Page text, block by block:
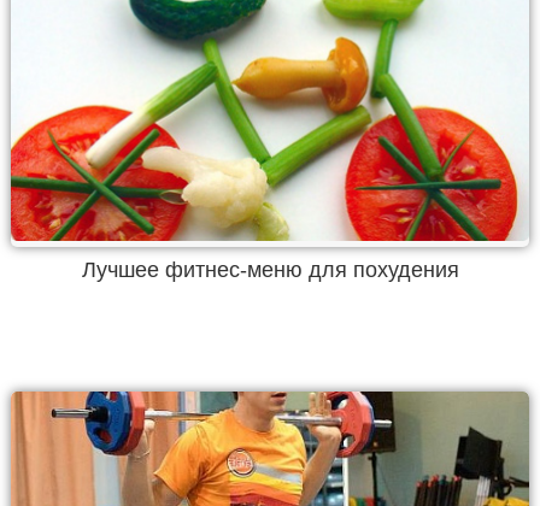
Лучшее фитнес-меню для похудения